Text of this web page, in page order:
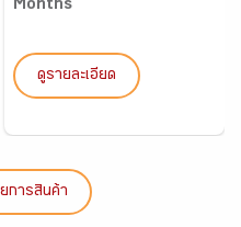
Months
ดูรายละเอียด
การสินค้า